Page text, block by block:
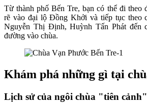
Từ thành phố Bến Tre, bạn có thể đi theo
rẽ vào đại lộ Đồng Khởi và tiếp tục theo
Nguyễn Thị Định, Huỳnh Tấn Phát đến
đường vào chùa.
Khám phá những gì tại
Lịch sử của ngôi chùa "tiên cảnh"